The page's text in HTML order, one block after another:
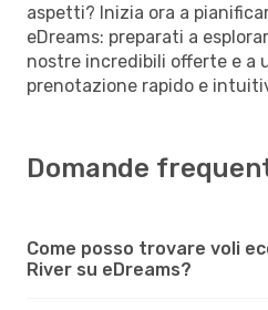
aspetti? Inizia ora a
eDreams: preparati a
nostre incredibili offerte e a
prenotazione rapido e
Domande
Come posso trovare voli
River su eDreams?